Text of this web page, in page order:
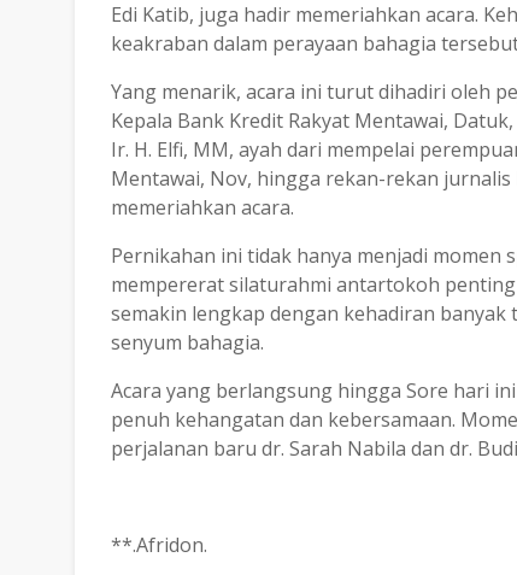
Edi Katib, juga hadir memeriahkan acara.
keakraban dalam perayaan bahagia
Yang menarik, acara ini turut dihadiri oleh
Kepala Bank Kredit Rakyat Mentawai,
Ir. H. Elfi, MM, ayah dari mempelai
Mentawai, Nov, hingga rekan-rekan
memeriahkan acara.
Pernikahan ini tidak hanya menjadi momen
mempererat silaturahmi antartokoh
semakin lengkap dengan kehadiran
senyum bahagia.
Acara yang berlangsung hingga Sore hari
penuh kehangatan dan kebersamaan.
perjalanan baru dr. Sarah Nabila dan dr.
**.Afridon.